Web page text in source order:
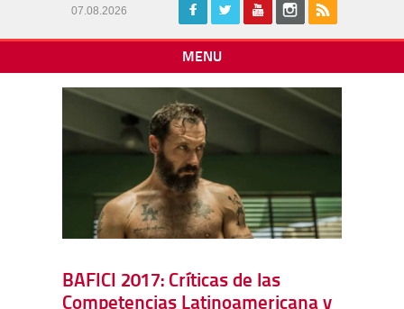
07.08.2026
MENU
BAFICI 2017: Críticas de las
Competencias Latinoamericana y